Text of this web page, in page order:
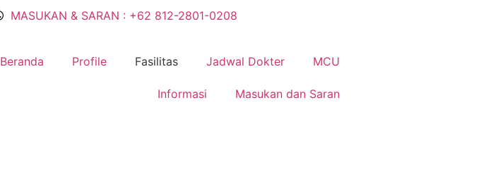
MASUKAN & SARAN : +62 812-2801-0208
Beranda Profile Fasilitas Jadwal Dokter MCU
Informasi Masukan dan Saran